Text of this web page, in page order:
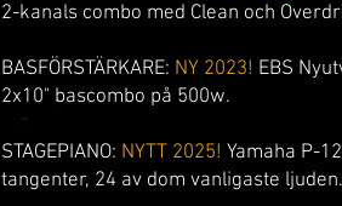
2-kanals combo med Clean och
BASFÖRSTÄRKARE: NY 2023! EBS
2x10" bascombo på 500w.
STAGEPIANO: NYTT 2025! Yamaha P-
tangenter, 24 av dom vanligaste ljuden.